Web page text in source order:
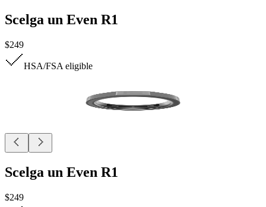
Scelga un Even R1
$249
HSA/FSA eligible
Scelga un Even R1
$249